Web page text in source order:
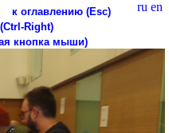
ru en
к оглавлению (Esc)
Right)
кнопка мыши)